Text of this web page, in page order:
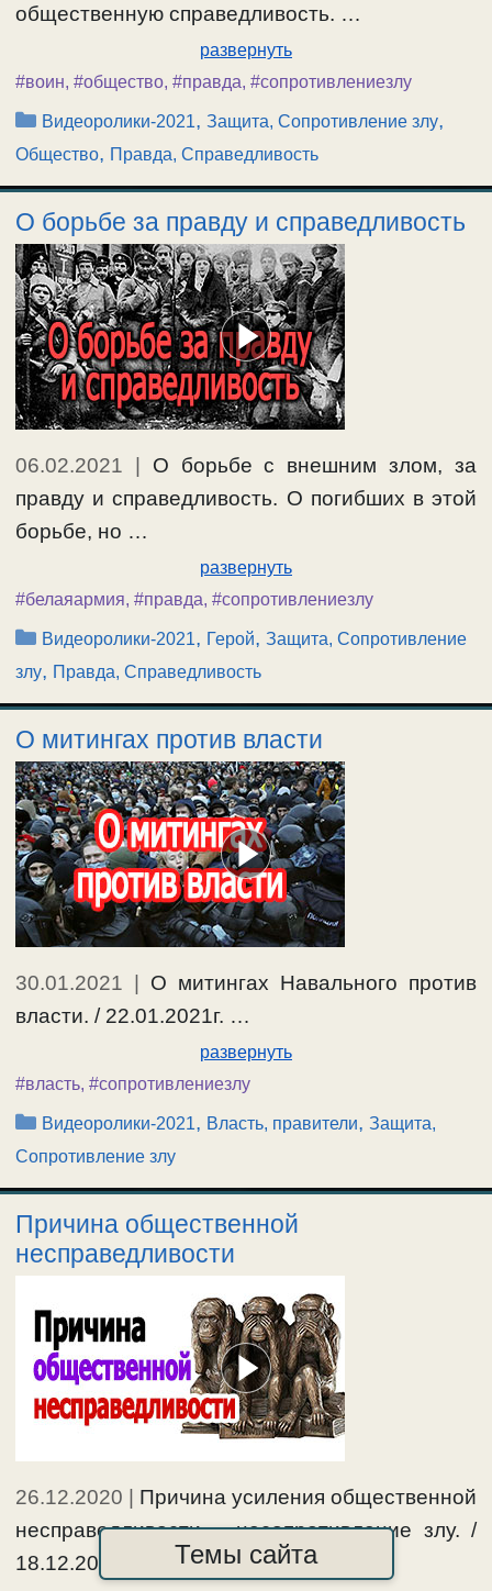
общественную справедливость. …
развернуть
#воин, #общество, #правда, #сопротивлениезлу
Рубрики
Видеоролики-2021,Защита, Сопротивление злу,
Общество, Правда, Справедливость
О борьбе за правду и справедливость
06.02.2021
О борьбе с внешним злом, за
правду и справедливость. О погибших в этой
борьбе, но …
развернуть
#белаяармия, #правда, #сопротивлениезлу
Рубрики
Видеоролики-2021, Герой,Защита, Сопротивление
злу, Правда, Справедливость
О митингах против власти
30.01.2021
О митингах Навального против
власти. / 22.01.2021г. …
развернуть
#власть, #сопротивлениезлу
Рубрики
Видеоролики-2021, Власть, правители,Защита,
Сопротивление злу
Причина общественной
несправедливости
26.12.2020
Причина усиления общественной
несправедливости – несопротивление злу. /
18.12.2020г. …
Темы сайта